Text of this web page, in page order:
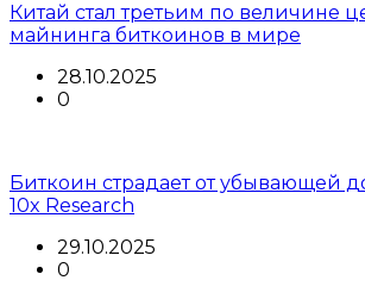
Китай стал третьим по величине
майнинга биткоинов в мире
28.10.2025
0
Биткоин страдает от убывающей
10x Research
29.10.2025
0